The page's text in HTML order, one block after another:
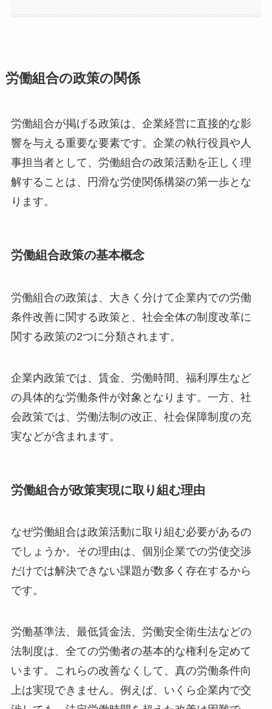
労働組合の政策の関係
労働組合が掲げる政策は、企業経営に直接的な影
響を与える重要な要素です。企業の執行役員や人
事担当者として、労働組合の政策活動を正しく理
解することは、円滑な労使関係構築の第一歩とな
ります。
労働組合政策の基本概念
労働組合の政策は、大きく分けて企業内での労働
条件改善に関する政策と、社会全体の制度改革に
関する政策の2つに分類されます。
企業内政策では、賃金、労働時間、福利厚生など
の具体的な労働条件が対象となります。一方、社
会政策では、労働法制の改正、社会保障制度の充
実などが含まれます。
労働組合が政策実現に取り組む理由
なぜ労働組合は政策活動に取り組む必要があるの
でしょうか。その理由は、個別企業での労使交渉
だけでは解決できない課題が数多く存在するから
です。
労働基準法、最低賃金法、労働安全衛生法などの
法制度は、全ての労働者の基本的な権利を定めて
います。これらの改善なくして、真の労働条件向
上は実現できません。例えば、いくら企業内で交